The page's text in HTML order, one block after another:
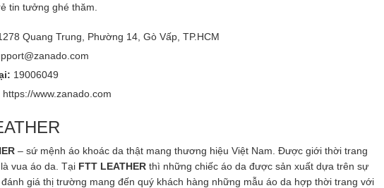
tin tưởng ghé thăm.
Quang Trung, Phường 14, Gò Vấp, TP.HCM
19006049
https://www.zanado.com
– sứ mệnh áo khoác da thật mang thương hiệu Việt Nam. Được giới thời trang
vua áo da. Tại FTT LEATHER thì những chiếc áo da được sản xuất dựa trên sự
giá thị trường mang đến quý khách hàng những mẫu áo da hợp thời trang với